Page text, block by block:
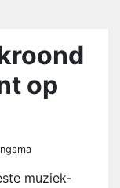
op
muziek-